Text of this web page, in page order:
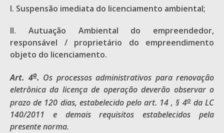
I. Suspensão imediata do licenciamento ambiental;
II. Autuação Ambiental do empreendedor,
responsável / proprietário do empreendimento
objeto do licenciamento.
Art. 4o. Os processos administrativos para renovação
eletrônica da licença de operação deverão observar o
prazo de 120 dias, estabelecido pelo art. 14 , § 4odaLC
140/2011 e demais requisitos estabelecidos pela
presente norma.